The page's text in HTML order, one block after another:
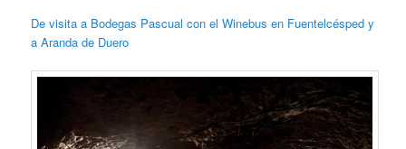
De visita a Bodegas Pascual con el Winebus en Fuentelcésped y
a Aranda de Duero